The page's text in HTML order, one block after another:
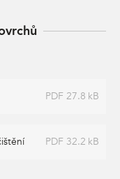
PDF 27.8 kB
PDF 32.2 kB